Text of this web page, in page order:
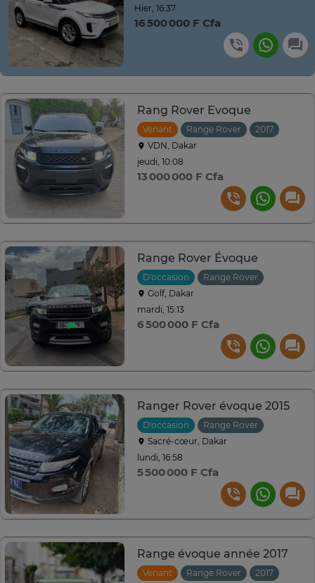
Hier, 16:37
16 500 000 F Cfa
Rang Rover Evoque
Venant Range Rover 2017
VDN, Dakar
jeudi, 10:08
13 000 000 F Cfa
Range Rover Évoque
D'occasion Range Rover
Golf, Dakar
mardi, 15:13
6 500 000 F Cfa
Ranger Rover évoque 2015
D'occasion Range Rover
Sacré-cœur, Dakar
lundi, 16:58
5 500 000 F Cfa
Range évoque année 2017
Venant Range Rover 2017